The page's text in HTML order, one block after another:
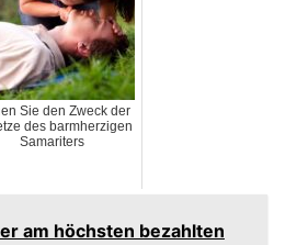
Sie den Zweck der
des barmherzigen
Samariters
am höchsten bezahlten